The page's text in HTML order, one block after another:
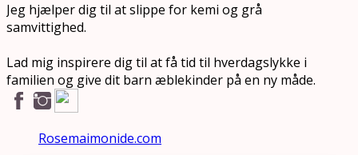
Jeg hjælper dig til at slippe for kemi og grå
samvittighed.
Lad mig inspirere dig til at få tid til hverdagslykke i
familien og give dit barn æblekinder på en ny måde.
Rosemaimonide.com